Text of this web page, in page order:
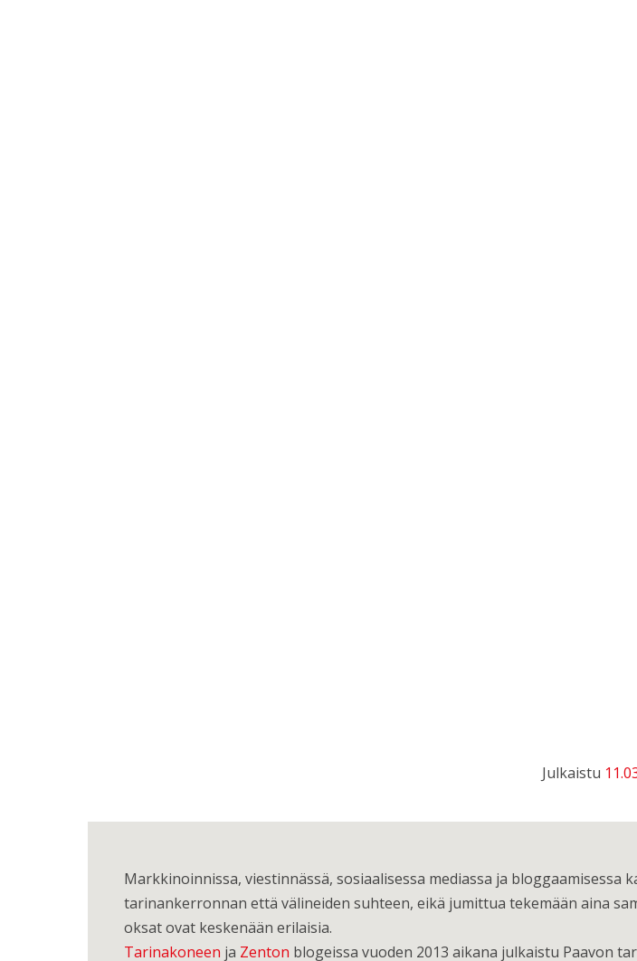
Julkaistu
Markkinoinnissa, viestinnässä, sosiaalisessa mediassa ja
tarinankerronnan että välineiden suhteen, eikä jumittua tekemään aina
oksat ovat keskenään erilaisia.
Tarinakoneen ja Zenton blogeissa vuoden 2013 aikana julkaistu Paavon